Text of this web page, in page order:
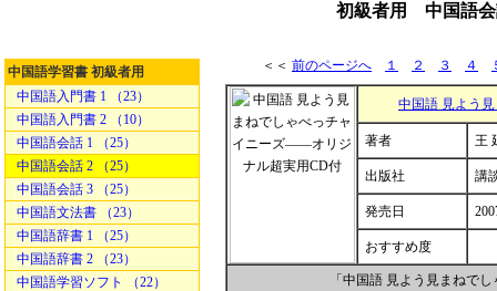
初級者用 中国語会
中国語学習書 初級者用
中国語入門書 1 （23）
中国語入門書 2 （10）
中国語会話 1 （25）
中国語会話 2 （25）
中国語会話 3 （25）
中国語文法書 （23）
中国語辞書 1 （25）
中国語辞書 2 （23）
中国語学習ソフト （22）
＜＜ 前のページへ １ ２ ３ ４
中国語 見よう
著者 王
出版社 講
発売日
おすすめ度
「中国語 見よう見まねで